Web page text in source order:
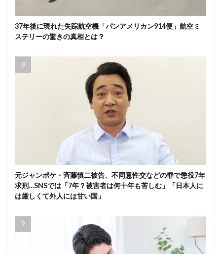
37年後に現れた失踪航空機「パンアメリカン914便」航空ミ
ステリーの驚きの真相とは？
元ジャンポケ・斉藤慎二被告、不同意性交などの罪で懲役7年
求刑…SNSでは「7年？被害者は何十年も苦しむ」「日本人に
は厳しくて外人には甘い国」